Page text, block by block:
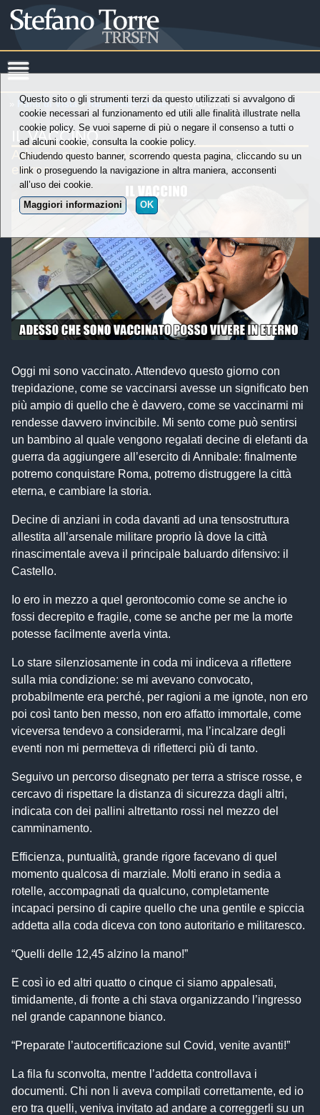
Punti di Vista » Raccontare Storie » IL VACCINO
IL VACCINO
Adesso che sono Vaccinato posso vivere in
eterno
Oggi mi sono vaccinato. Attendevo questo giorno con
trepidazione, come se vaccinarsi avesse un significato ben
più ampio di quello che è davvero, come se vaccinarmi mi
rendesse davvero invincibile. Mi sento come può sentirsi
un bambino al quale vengono regalati decine di elefanti da
guerra da aggiungere all’esercito di Annibale: finalmente
potremo conquistare Roma, potremo distruggere la città
eterna, e cambiare la storia.
Decine di anziani in coda davanti ad una tensostruttura
allestita all’arsenale militare proprio là dove la città
rinascimentale aveva il principale baluardo difensivo: il
Castello.
Io ero in mezzo a quel gerontocomio come se anche io
fossi decrepito e fragile, come se anche per me la morte
potesse facilmente averla vinta.
Lo stare silenziosamente in coda mi indiceva a riflettere
sulla mia condizione: se mi avevano convocato,
probabilmente era perché, per ragioni a me ignote, non ero
poi così tanto ben messo, non ero affatto immortale, come
viceversa tendevo a considerarmi, ma l’incalzare degli
eventi non mi permetteva di rifletterci più di tanto.
Seguivo un percorso disegnato per terra a strisce rosse, e
cercavo di rispettare la distanza di sicurezza dagli altri,
indicata con dei pallini altrettanto rossi nel mezzo del
camminamento.
Efficienza, puntualità, grande rigore facevano di quel
momento qualcosa di marziale. Molti erano in sedia a
rotelle, accompagnati da qualcuno, completamente
incapaci persino di capire quello che una gentile e spiccia
addetta alla coda diceva con tono autoritario e militaresco.
“Quelli delle 12,45 alzino la mano!”
E così io ed altri quatto o cinque ci siamo appalesati,
timidamente, di fronte a chi stava organizzando l’ingresso
nel grande capannone bianco.
“Preparate l’autocertificazione sul Covid, venite avanti!”
La fila fu sconvolta, mentre l’addetta controllava i
documenti. Chi non li aveva compilati correttamente, ed io
ero tra quelli, veniva invitato ad andare a correggerli su un
Questo sito o gli strumenti terzi da questo utilizzati si avvalgono di
cookie necessari al funzionamento ed utili alle finalità illustrate nella
cookie policy. Se vuoi saperne di più o negare il consenso a tutti o
ad alcuni cookie, consulta la cookie policy.
Chiudendo questo banner, scorrendo questa pagina, cliccando su un
link o proseguendo la navigazione in altra maniera, acconsenti
all’uso dei cookie.
Maggiori informazioni
OK